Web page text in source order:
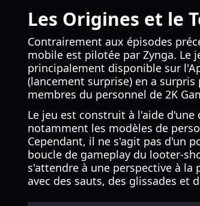
Les Origines et le
Contrairement aux épisodes
mobile est pilotée par Zynga. Le
principalement disponible sur
(lancement surprise) en a
membres du personnel de 2K
Le jeu est construit à l'aide
notamment les modèles de
Cependant, il ne s'agit pas d'un
boucle de gameplay du looter-
s'attendre à une perspective à
avec des sauts, des glissades et